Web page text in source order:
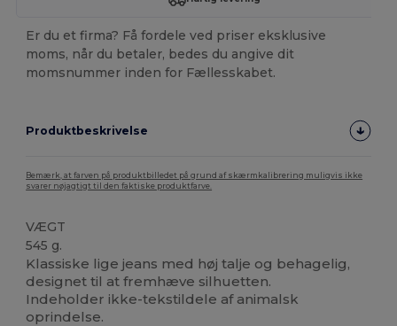
Er du et firma? Få fordele ved priser eksklusive
moms, når du betaler, bedes du angive dit
momsnummer inden for Fællesskabet.
Produktbeskrivelse
Bemærk, at farven på produktbilledet på grund af skærmkalibrering muligvis ikke
svarer nøjagtigt til den faktiske produktfarve.
VÆGT
545 g.
Klassiske lige jeans med høj talje og behagelig,
designet til at fremhæve silhuetten.
Indeholder ikke-tekstildele af animalsk
oprindelse.